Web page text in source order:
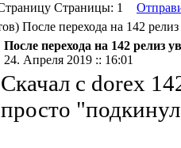
Страницы: 1
После перехода на 142
После перехода на 142
24. Апреля 2019 :: 16:01
Скачал с dorex
просто